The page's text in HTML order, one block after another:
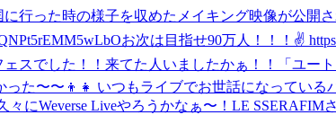
に行った時の様子を収めたメイキング映像が公開
お次は目指せ90万人！！！✌️
スでした！！来てた人いましたかぁ！！
「ユー
た〜〜👦👧 いつもライブでお世話になってい
にWeverse Liveやろうかなぁ〜！ LE SSERAFIM